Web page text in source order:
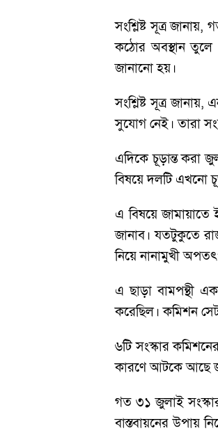
সংশ্লিষ্ট সূত্র
কঠোর অবস্থান তুলে
জানানো হয়।
সংশ্লিষ্ট সূত্র
সুযোগ নেই। তারা
এদিকে চূড়ান্ত করা
বিষয়ে দলটি এখনো
এ বিষয়ে
জানাব। যতটুকুতে
নিয়ে নানামুখী
এ ছাড়া বামপন্থী
করেছিল। কমিশন
৬টি সংস্কার
কারণে আটকে আছে
গত ৩১ জুলাই
বাস্তবায়নের উপায়